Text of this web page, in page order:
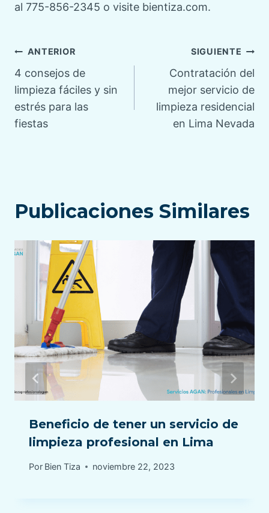
al 775-856-2345 o visite bientiza.com.
Navegación
de
entradas
ANTERIOR
4 consejos de
limpieza fáciles y sin
estrés para las
fiestas
SIGUIENTE
Contratación del
mejor servicio de
limpieza residencial
en Lima Nevada
Publicaciones Similares
Beneficio de tener un servicio de
limpieza profesional en Lima
Por Bien Tiza noviembre 22, 2023